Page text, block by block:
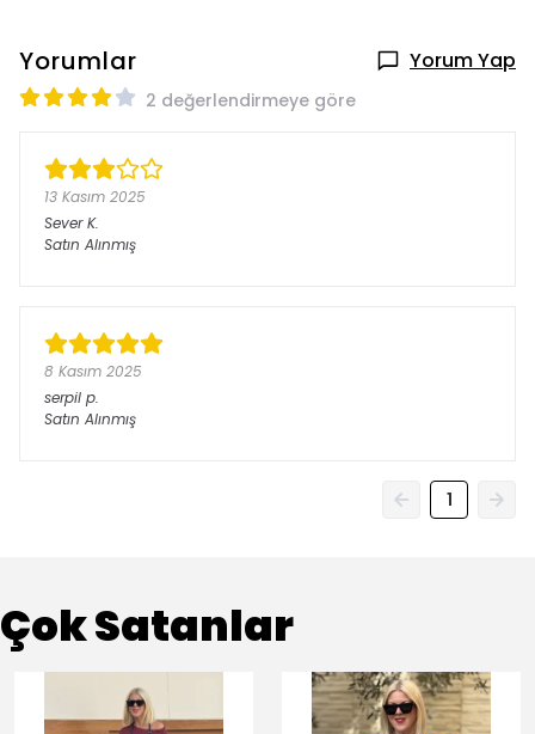
Yorumlar Yorum Yap
2 değerlendirmeye göre
13 Kasım 2025
Sever K.
Satın Alınmış
8 Kasım 2025
serpil p.
Satın Alınmış
1
Çok Satanlar